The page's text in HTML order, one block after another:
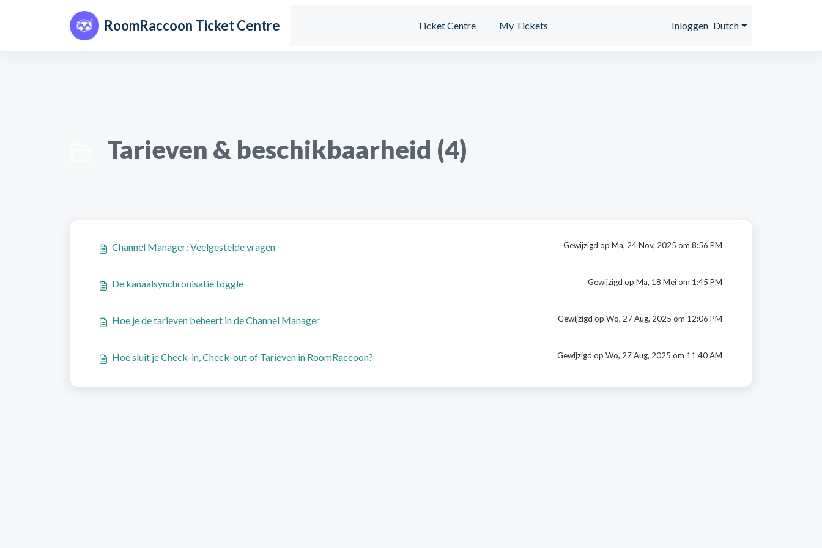
RoomRaccoon Ticket Centre Ticket Centre My Tickets Inloggen Dutch
Tarieven & beschikbaarheid (4)
Channel Manager: Veelgestelde vragen Gewijzigd op Ma, 24 Nov, 2025 om 8:56 PM
De kanaalsynchronisatie toggle Gewijzigd op Ma, 18 Mei om 1:45 PM
Hoe je de tarieven beheert in de Channel Manager Gewijzigd op Wo, 27 Aug, 2025 om 12:06 PM
Hoe sluit je Check-in, Check-out of Tarieven in RoomRaccoon? Gewijzigd op Wo, 27 Aug, 2025 om 11:40 AM